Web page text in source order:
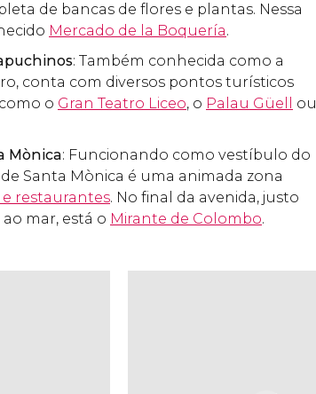
de bancas de flores e plantas. Nessa
Mercado de la Boquería.
: Também conhecida como a
conta com diversos pontos turísticos
o Gran Teatro Liceo, o Palau Güell
ou
Mònica: Funcionando como vestíbulo do
Santa Mònica é uma animada zona
e restaurantes. No final da avenida, justo
mar, está o Mirante de Colombo.